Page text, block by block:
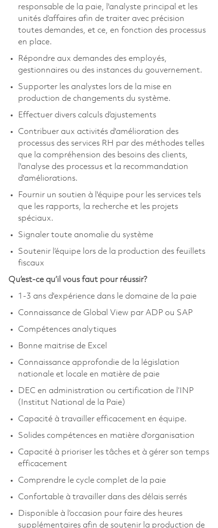
responsable de la paie, l'analyste principal et les
unités d’affaires afin de traiter avec précision
toutes demandes, et ce, en fonction des processus
en place.
Répondre aux demandes des employés,
gestionnaires ou des instances du gouvernement.
Supporter les analystes lors de la mise en
production de changements du système.
Effectuer divers calculs d’ajustements
Contribuer aux activités d'amélioration des
processus des services RH par des méthodes telles
que la compréhension des besoins des clients,
l'analyse des processus et la recommandation
d'améliorations.
Fournir un soutien à l'équipe pour les services tels
que les rapports, la recherche et les projets
spéciaux.
Signaler toute anomalie du système
Soutenir l’équipe lors de la production des feuillets
fiscaux
Qu’est-ce qu’il vous faut pour réussir?
1-3 ans d'expérience dans le domaine de la paie
Connaissance de Global View par ADP ou SAP
Compétences analytiques
Bonne maitrise de Excel
Connaissance approfondie de la législation
nationale et locale en matière de paie
DEC en administration ou certification de l’INP
(Institut National de la Paie)
Capacité à travailler efficacement en équipe.
Solides compétences en matière d'organisation
Capacité à prioriser les tâches et à gérer son temps
efficacement
Comprendre le cycle complet de la paie
Confortable à travailler dans des délais serrés
Disponible à l’occasion pour faire des heures
supplémentaires afin de soutenir la production de